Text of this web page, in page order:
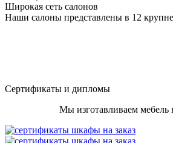
Широкая сеть салонов
Наши салоны представлены в 12
Сертификаты и дипломы
Мы изготавливаем мебель